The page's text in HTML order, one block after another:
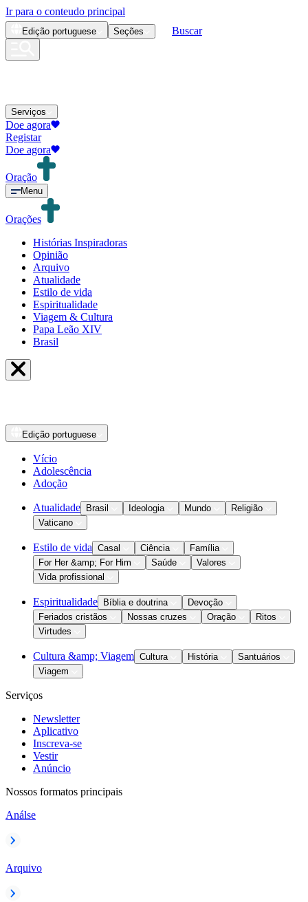
Ir para o conteudo principal
Edição portuguese Seções Buscar
Serviços
Doe agora
Registar
Doe agora
Oração
Menu
Orações
Histórias Inspiradoras
Opinião
Arquivo
Atualidade
Estilo de vida
Espiritualidade
Viagem & Cultura
Papa Leão XIV
Brasil
Edição portuguese
Vício
Adolescência
Adoção
Atualidade Brasil Ideologia Mundo
Religião
Vaticano
Estilo de vida Casal Ciência
Família
For Her &amp; For Him
Saúde
Valores
Vida profissional
Espiritualidade Bíblia e doutrina
Devoção
Feriados cristãos
Nossas cruzes Oração
Ritos
Virtudes
Cultura &amp; Viagem Cultura História
Santuários
Viagem
Serviços
Newsletter
Aplicativo
Inscreva-se
Vestir
Anúncio
Nossos formatos principais
Análse
Arquivo